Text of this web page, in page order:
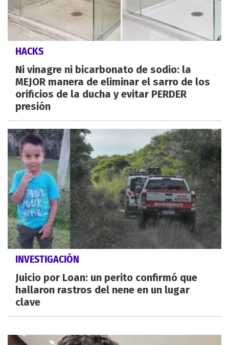
HACKS
Ni vinagre ni bicarbonato de sodio: la
MEJOR manera de eliminar el sarro de los
orificios de la ducha y evitar PERDER
presión
INVESTIGACIÓN
Juicio por Loan: un perito confirmó que
hallaron rastros del nene en un lugar
clave